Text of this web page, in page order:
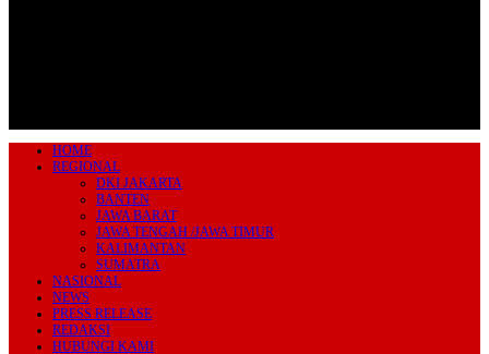
HOME
REGIONAL
DKI JAKARTA
BANTEN
JAWA BARAT
JAWA TENGAH /JAWA TIMUR
KALIMANTAN
SUMATRA
NASIONAL
NEWS
PRESS RELEASE
REDAKSI
HUBUNGI KAMI